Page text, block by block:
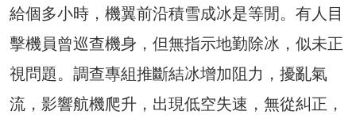
給個多小時，機翼前沿積雪成冰是等閒。有人目
擊機員曾巡查機身，但無指示地勤除冰，似未正
視問題。調查專組推斷結冰增加阻力，擾亂氣
流，影響航機爬升，出現低空失速，無從糾正，